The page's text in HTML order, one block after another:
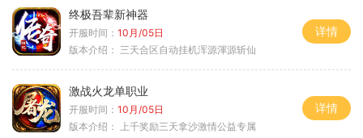
终极吾辈新神器
开服时间： 10月/05日
版本介绍： 三天合区自动挂机浑源渾源斩仙
详情
激战火龙单职业
开服时间： 10月/05日
版本介绍：
上千奖励三天拿沙激情公益专属
详情